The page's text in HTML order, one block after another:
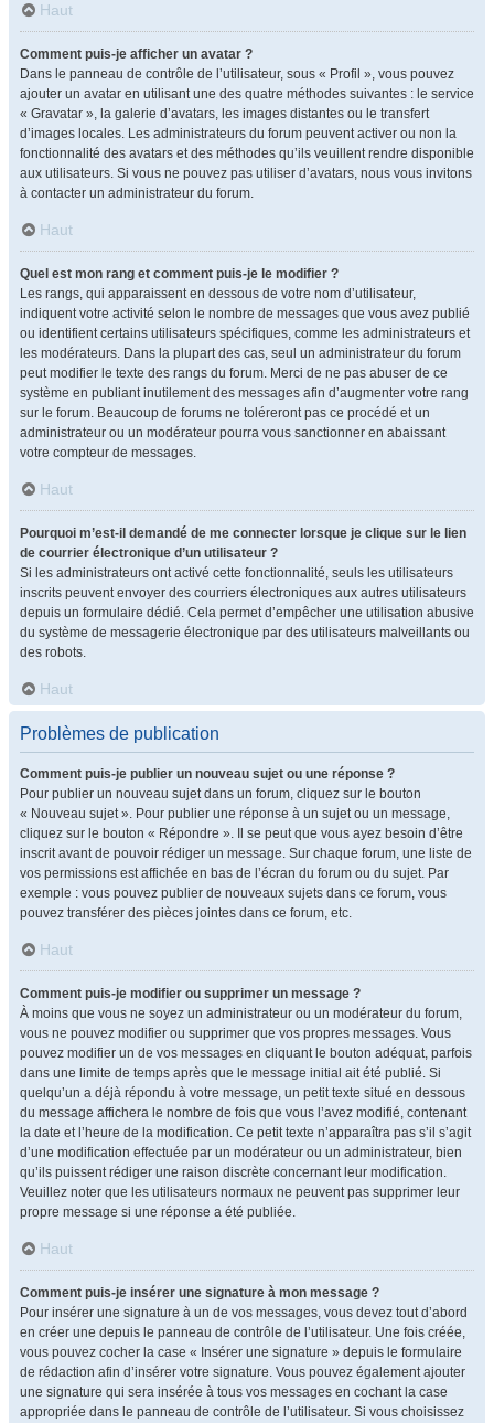
Haut
Comment puis-je afficher un avatar ?
Dans le panneau de contrôle de l’utilisateur, sous « Profil », vous pouvez
ajouter un avatar en utilisant une des quatre méthodes suivantes : le service
« Gravatar », la galerie d’avatars, les images distantes ou le transfert
d’images locales. Les administrateurs du forum peuvent activer ou non la
fonctionnalité des avatars et des méthodes qu’ils veuillent rendre disponible
aux utilisateurs. Si vous ne pouvez pas utiliser d’avatars, nous vous invitons
à contacter un administrateur du forum.
Haut
Quel est mon rang et comment puis-je le modifier ?
Les rangs, qui apparaissent en dessous de votre nom d’utilisateur,
indiquent votre activité selon le nombre de messages que vous avez publié
ou identifient certains utilisateurs spécifiques, comme les administrateurs et
les modérateurs. Dans la plupart des cas, seul un administrateur du forum
peut modifier le texte des rangs du forum. Merci de ne pas abuser de ce
système en publiant inutilement des messages afin d’augmenter votre rang
sur le forum. Beaucoup de forums ne toléreront pas ce procédé et un
administrateur ou un modérateur pourra vous sanctionner en abaissant
votre compteur de messages.
Haut
Pourquoi m’est-il demandé de me connecter lorsque je clique sur le lien
de courrier électronique d’un utilisateur ?
Si les administrateurs ont activé cette fonctionnalité, seuls les utilisateurs
inscrits peuvent envoyer des courriers électroniques aux autres utilisateurs
depuis un formulaire dédié. Cela permet d’empêcher une utilisation abusive
du système de messagerie électronique par des utilisateurs malveillants ou
des robots.
Haut
Problèmes de publication
Comment puis-je publier un nouveau sujet ou une réponse ?
Pour publier un nouveau sujet dans un forum, cliquez sur le bouton
« Nouveau sujet ». Pour publier une réponse à un sujet ou un message,
cliquez sur le bouton « Répondre ». Il se peut que vous ayez besoin d’être
inscrit avant de pouvoir rédiger un message. Sur chaque forum, une liste de
vos permissions est affichée en bas de l’écran du forum ou du sujet. Par
exemple : vous pouvez publier de nouveaux sujets dans ce forum, vous
pouvez transférer des pièces jointes dans ce forum, etc.
Haut
Comment puis-je modifier ou supprimer un message ?
À moins que vous ne soyez un administrateur ou un modérateur du forum,
vous ne pouvez modifier ou supprimer que vos propres messages. Vous
pouvez modifier un de vos messages en cliquant le bouton adéquat, parfois
dans une limite de temps après que le message initial ait été publié. Si
quelqu’un a déjà répondu à votre message, un petit texte situé en dessous
du message affichera le nombre de fois que vous l’avez modifié, contenant
la date et l’heure de la modification. Ce petit texte n’apparaîtra pas s’il s’agit
d’une modification effectuée par un modérateur ou un administrateur, bien
qu’ils puissent rédiger une raison discrète concernant leur modification.
Veuillez noter que les utilisateurs normaux ne peuvent pas supprimer leur
propre message si une réponse a été publiée.
Haut
Comment puis-je insérer une signature à mon message ?
Pour insérer une signature à un de vos messages, vous devez tout d’abord
en créer une depuis le panneau de contrôle de l’utilisateur. Une fois créée,
vous pouvez cocher la case « Insérer une signature » depuis le formulaire
de rédaction afin d’insérer votre signature. Vous pouvez également ajouter
une signature qui sera insérée à tous vos messages en cochant la case
appropriée dans le panneau de contrôle de l’utilisateur. Si vous choisissez